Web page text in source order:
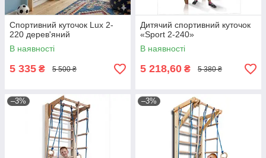
Спортивний куточок Lux 2-
220 дерев'яний
В наявності
5 335 ₴ 5 500 ₴
Дитячий спортивний куточок
«Sport 2-240»
В наявності
5 218,60 ₴ 5 380 ₴
–3% –3%